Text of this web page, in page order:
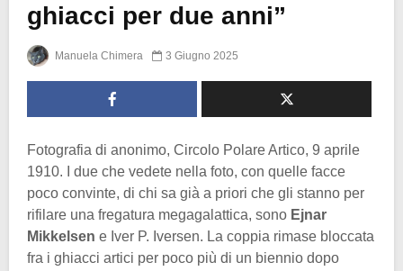
ghiacci per due anni”
Manuela Chimera 3 Giugno 2025
Fotografia di anonimo, Circolo Polare Artico, 9 aprile
1910. I due che vedete nella foto, con quelle facce
poco convinte, di chi sa già a priori che gli stanno per
rifilare una fregatura megagalattica, sono Ejnar
Mikkelsen e Iver P. Iversen. La coppia rimase bloccata
fra i ghiacci artici per poco più di un biennio dopo